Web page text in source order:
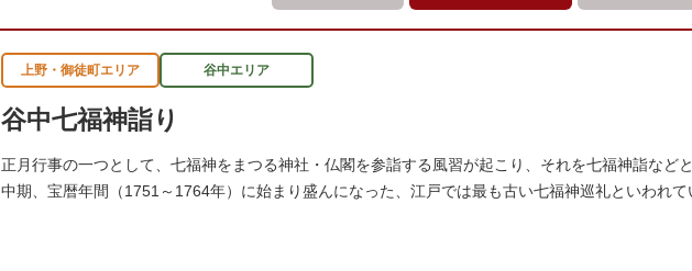
上野・御徒町エリア 谷中エリア
谷中七福神詣り
正月行事の一つとして、七福神をまつる神社・仏閣を参詣する風習が起こり、それを七福神詣など
中期、宝暦年間（1751～1764年）に始まり盛んになった、江戸では最も古い七福神巡礼といわれ